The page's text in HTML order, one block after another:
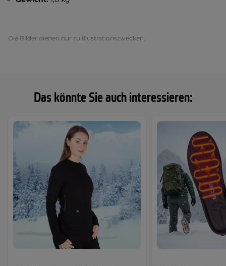
Das könnte Sie auch interessieren:
Die Bilder dienen nur zu Illustrationszwecken.